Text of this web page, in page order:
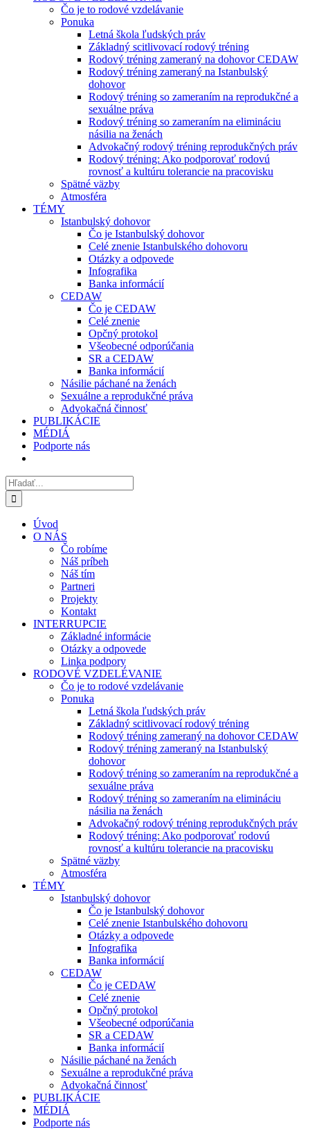
Čo je to rodové vzdelávanie
Ponuka
Letná škola ľudských práv
Základný scitlivovací rodový tréning
Rodový tréning zameraný na dohovor CEDAW
Rodový tréning zameraný na Istanbulský
dohovor
Rodový tréning so zameraním na reprodukčné a
sexuálne práva
Rodový tréning so zameraním na elimináciu
násilia na ženách
Advokačný rodový tréning reprodukčných práv
Rodový tréning: Ako podporovať rodovú
rovnosť a kultúru tolerancie na pracovisku
Spätné väzby
Atmosféra
TÉMY
Istanbulský dohovor
Čo je Istanbulský dohovor
Celé znenie Istanbulského dohovoru
Otázky a odpovede
Infografika
Banka informácií
CEDAW
Čo je CEDAW
Celé znenie
Opčný protokol
Všeobecné odporúčania
SR a CEDAW
Banka informácií
Násilie páchané na ženách
Sexuálne a reprodukčné práva
Advokačná činnosť
PUBLIKÁCIE
MÉDIÁ
Podporte nás
Hľadať:
Úvod
O NÁS
Čo robíme
Náš príbeh
Náš tím
Partneri
Projekty
Kontakt
INTERRUPCIE
Základné informácie
Otázky a odpovede
Linka podpory
RODOVÉ VZDELÉVANIE
Čo je to rodové vzdelávanie
Ponuka
Letná škola ľudských práv
Základný scitlivovací rodový tréning
Rodový tréning zameraný na dohovor CEDAW
Rodový tréning zameraný na Istanbulský
dohovor
Rodový tréning so zameraním na reprodukčné a
sexuálne práva
Rodový tréning so zameraním na elimináciu
násilia na ženách
Advokačný rodový tréning reprodukčných práv
Rodový tréning: Ako podporovať rodovú
rovnosť a kultúru tolerancie na pracovisku
Spätné väzby
Atmosféra
TÉMY
Istanbulský dohovor
Čo je Istanbulský dohovor
Celé znenie Istanbulského dohovoru
Otázky a odpovede
Infografika
Banka informácií
CEDAW
Čo je CEDAW
Celé znenie
Opčný protokol
Všeobecné odporúčania
SR a CEDAW
Banka informácií
Násilie páchané na ženách
Sexuálne a reprodukčné práva
Advokačná činnosť
PUBLIKÁCIE
MÉDIÁ
Podporte nás